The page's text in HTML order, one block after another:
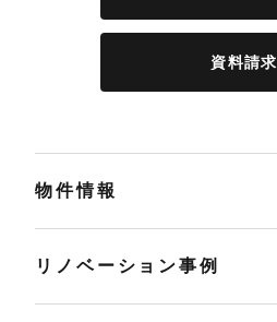
資料請求
物件情報
リノベーション事例